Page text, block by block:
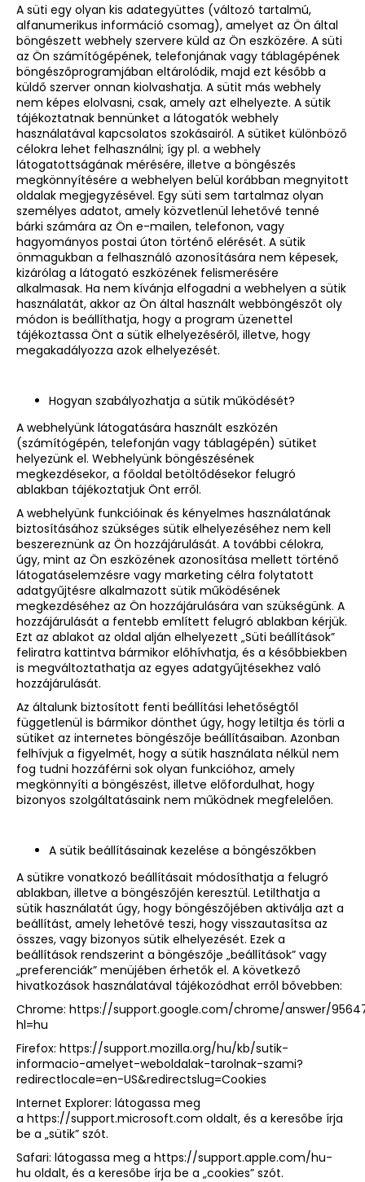
A süti egy olyan kis adategyüttes (változó tartalmú,
alfanumerikus információ csomag), amelyet az Ön által
böngészett webhely szervere küld az Ön eszközére. A süti
az Ön számítógépének, telefonjának vagy táblagépének
böngészőprogramjában eltárolódik, majd ezt később a
küldő szerver onnan kiolvashatja. A sütit más webhely
nem képes elolvasni, csak, amely azt elhelyezte. A sütik
tájékoztatnak bennünket a látogatók webhely
használatával kapcsolatos szokásairól. A sütiket különböző
célokra lehet felhasználni; így pl. a webhely
látogatottságának mérésére, illetve a böngészés
megkönnyítésére a webhelyen belül korábban megnyitott
oldalak megjegyzésével. Egy süti sem tartalmaz olyan
személyes adatot, amely közvetlenül lehetővé tenné
bárki számára az Ön e-mailen, telefonon, vagy
hagyományos postai úton történő elérését. A sütik
önmagukban a felhasználó azonosítására nem képesek,
kizárólag a látogató eszközének felismerésére
alkalmasak. Ha nem kívánja elfogadni a webhelyen a sütik
használatát, akkor az Ön által használt webböngészőt oly
módon is beállíthatja, hogy a program üzenettel
tájékoztassa Önt a sütik elhelyezéséről, illetve, hogy
megakadályozza azok elhelyezését.
Hogyan szabályozhatja a sütik működését?
A webhelyünk látogatására használt eszközén
(számítógépén, telefonján vagy táblagépén) sütiket
helyezünk el. Webhelyünk böngészésének
megkezdésekor, a főoldal betöltődésekor felugró
ablakban tájékoztatjuk Önt erről.
A webhelyünk funkcióinak és kényelmes használatának
biztosításához szükséges sütik elhelyezéséhez nem kell
beszereznünk az Ön hozzájárulását. A további célokra,
úgy, mint az Ön eszközének azonosítása mellett történő
látogatáselemzésre vagy marketing célra folytatott
adatgyűjtésre alkalmazott sütik működésének
megkezdéséhez az Ön hozzájárulására van szükségünk. A
hozzájárulását a fentebb említett felugró ablakban kérjük.
Ezt az ablakot az oldal alján elhelyezett „Süti beállítások”
feliratra kattintva bármikor előhívhatja, és a későbbiekben
is megváltoztathatja az egyes adatgyűjtésekhez való
hozzájárulását.
Az általunk biztosított fenti beállítási lehetőségtől
függetlenül is bármikor dönthet úgy, hogy letiltja és törli a
sütiket az internetes böngészője beállításaiban. Azonban
felhívjuk a figyelmét, hogy a sütik használata nélkül nem
fog tudni hozzáférni sok olyan funkcióhoz, amely
megkönnyíti a böngészést, illetve előfordulhat, hogy
bizonyos szolgáltatásaink nem működnek megfelelően.
A sütik beállításainak kezelése a böngészőkben
A sütikre vonatkozó beállításait módosíthatja a felugró
ablakban, illetve a böngészőjén keresztül. Letilthatja a
sütik használatát úgy, hogy böngészőjében aktiválja azt a
beállítást, amely lehetővé teszi, hogy visszautasítsa az
összes, vagy bizonyos sütik elhelyezését. Ezek a
beállítások rendszerint a böngészője „beállítások” vagy
„preferenciák” menüjében érhetők el. A következő
hivatkozások használatával tájékozódhat erről bővebben:
Chrome: https://support.google.com/chrome/answer/
hl=hu
Firefox: https://support.mozilla.org/hu/kb/sutik-
informacio-amelyet-weboldalak-tarolnak-szami?
redirectlocale=en-US&redirectslug=Cookies
Internet Explorer: látogassa meg
a https://support.microsoft.com oldalt, és a keresőbe írja
be a „sütik” szót.
Safari: látogassa meg a https://support.apple.com/hu-
hu oldalt, és a keresőbe írja be a „cookies” szót.